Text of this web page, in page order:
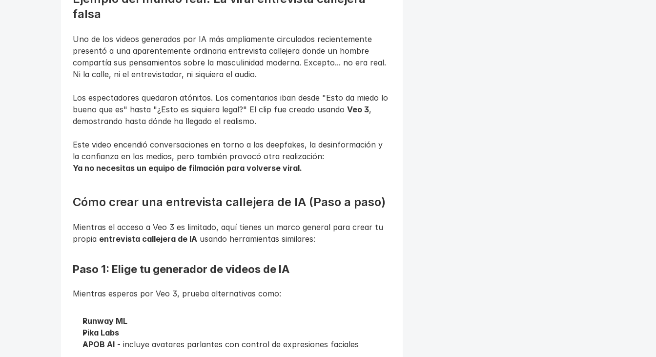
falsa
Uno de los videos generados por IA más ampliamente circulados recientemente
presentó a una aparentemente ordinaria entrevista callejera donde un hombre
compartía sus pensamientos sobre la masculinidad moderna. Excepto... no era real.
Ni la calle, ni el entrevistador, ni siquiera el audio.
Los espectadores quedaron atónitos. Los comentarios iban desde "Esto da miedo lo
bueno que es" hasta "¿Esto es siquiera legal?" El clip fue creado usando Veo 3,
demostrando hasta dónde ha llegado el realismo.
Este video encendió conversaciones en torno a las deepfakes, la desinformación y
la confianza en los medios, pero también provocó otra realización:
Ya no necesitas un equipo de filmación para volverse viral.
Cómo crear una entrevista callejera de IA (Paso a paso)
Mientras el acceso a Veo 3 es limitado, aquí tienes un marco general para crear tu
propia entrevista callejera de IA usando herramientas similares:
Paso 1: Elige tu generador de videos de IA
Mientras esperas por Veo 3, prueba alternativas como:
Runway ML
Pika Labs
APOB AI - incluye avatares parlantes con control de expresiones faciales